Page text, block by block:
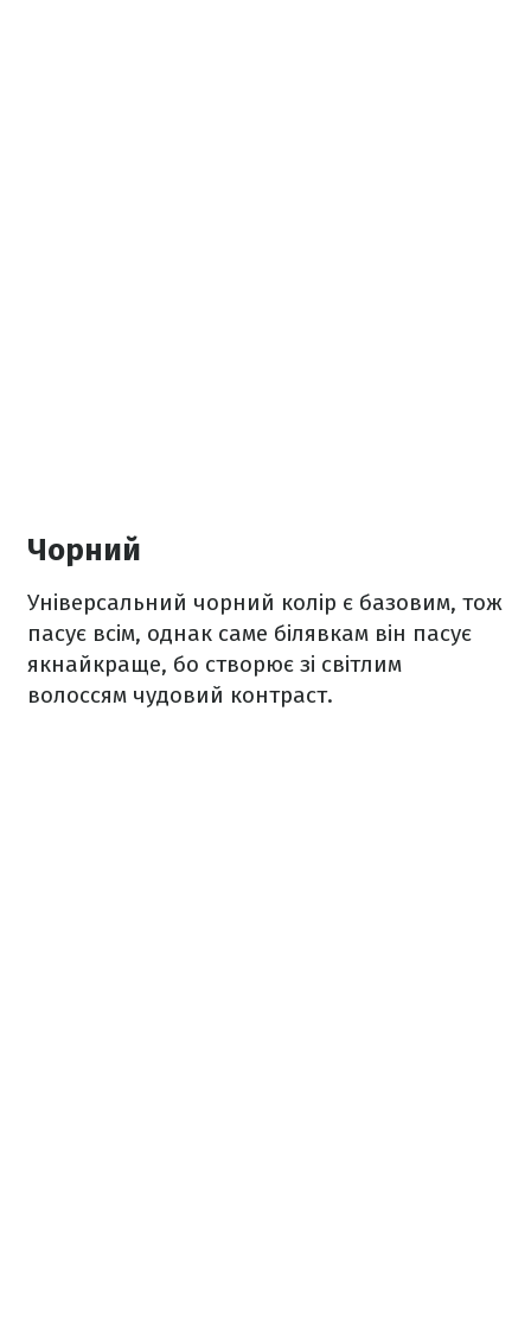
Чорний
Універсальний чорний колір є базовим, тож
пасує всім, однак саме білявкам він пасує
якнайкраще, бо створює зі світлим
волоссям чудовий контраст.